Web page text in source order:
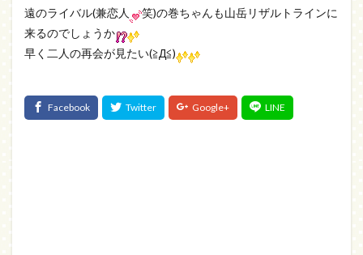
遠のライバル(兼恋人
笑)の巻ちゃんも山岳リザルトラインに
来るのでしょうか
早く二人の再会が見たい(≧Д≦)